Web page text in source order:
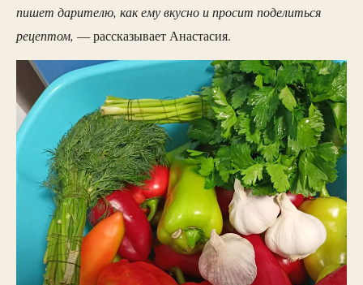
пишет дарителю, как ему вкусно и просит поделиться
рецептом, — рассказывает Анастасия.